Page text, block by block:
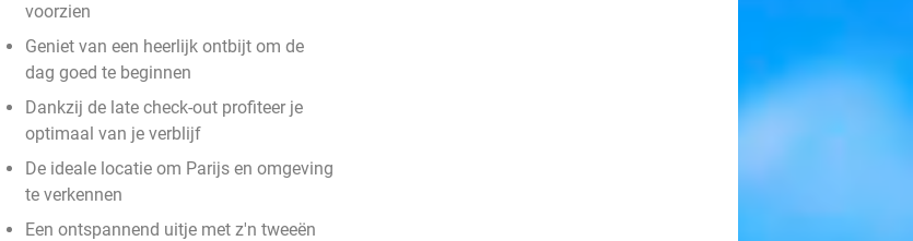
voorzien
Geniet van een heerlijk ontbijt om de
dag goed te beginnen
Dankzij de late check-out profiteer je
optimaal van je verblijf
De ideale locatie om Parijs en omgeving
te verkennen
Een ontspannend uitje met z'n tweeën